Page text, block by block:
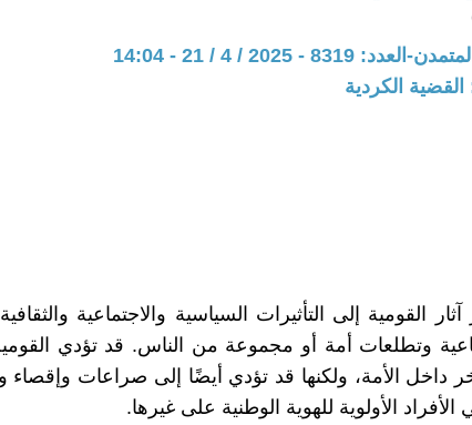
8319 - 2025 / 4 / 21 - 14:04
القضية الكردية
القومية إلى التأثيرات السياسية والاجتماعية
وتطلعات أمة أو مجموعة من الناس. قد تؤدي
داخل الأمة، ولكنها قد تؤدي أيضًا إلى صراعات وإقصاء
الأولوية للهوية الوطنية على غيرها.